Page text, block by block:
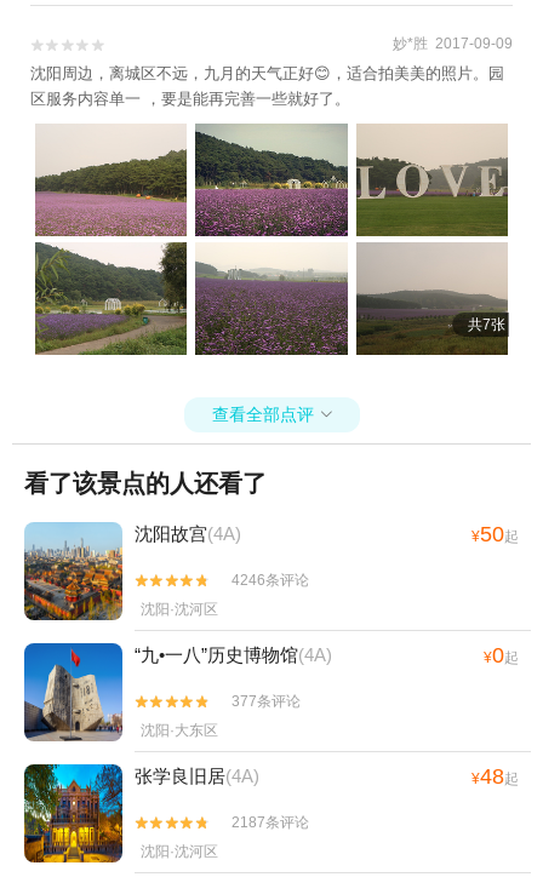

 妙*胜 2017-09-09
沈阳周边，离城区不远，九月的天气正好😊，适合拍美美的照片。园
区服务内容单一 ，要是能再完善一些就好了。
共7张
查看全部点评 
看了该景点的人还看了
沈阳故宫(4A) ¥50起


4246条评论
沈阳·沈河区
“九•一八”历史博物馆(4A) ¥0起


377条评论
沈阳·大东区
张学良旧居(4A) ¥48起


2187条评论
沈阳·沈河区